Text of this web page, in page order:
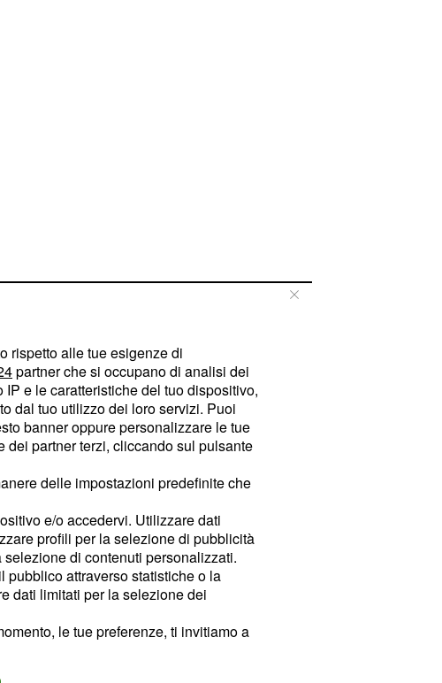
rispetto alle tue esigenze di
partner che si occupano di analisi dei
e le caratteristiche del tuo dispositivo,
dal tuo utilizzo dei loro servizi. Puoi
banner oppure personalizzare le tue
dei partner terzi, cliccando sul pulsante
delle impostazioni predefinite che
e/o accedervi. Utilizzare dati
profili per la selezione di pubblicità
di contenuti personalizzati.
pubblico attraverso statistiche o la
dati limitati per la selezione dei
le tue preferenze, ti invitiamo a